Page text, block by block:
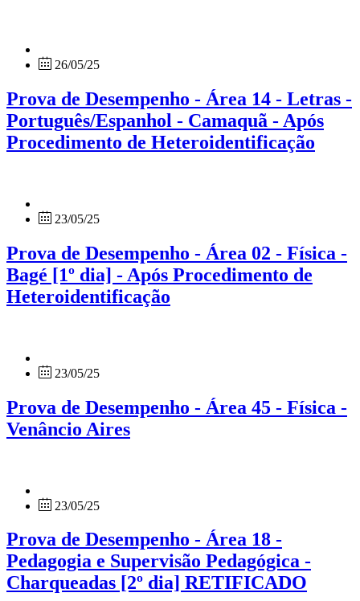
26/05/25
Prova de Desempenho - Área 14 - Letras -
Português/Espanhol - Camaquã - Após
Procedimento de Heteroidentificação
23/05/25
Prova de Desempenho - Área 02 - Física -
Bagé [1º dia] - Após Procedimento de
Heteroidentificação
23/05/25
Prova de Desempenho - Área 45 - Física -
Venâncio Aires
23/05/25
Prova de Desempenho - Área 18 -
Pedagogia e Supervisão Pedagógica -
Charqueadas [2º dia] RETIFICADO